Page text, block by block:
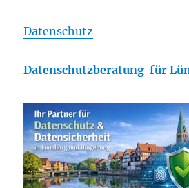
Datenschutz
Datenschutzberatung für